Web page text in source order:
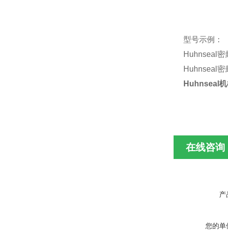
型号示例：
Huhnseal 密
Huhnseal 密
Huhnseal
在线咨询
产
您的单